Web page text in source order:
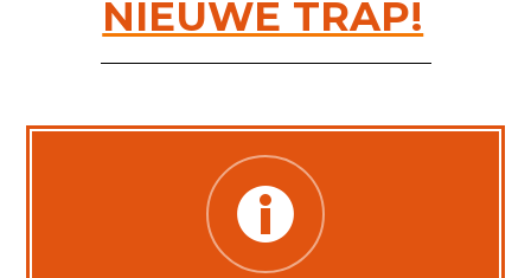
NIEUWE TRAP!